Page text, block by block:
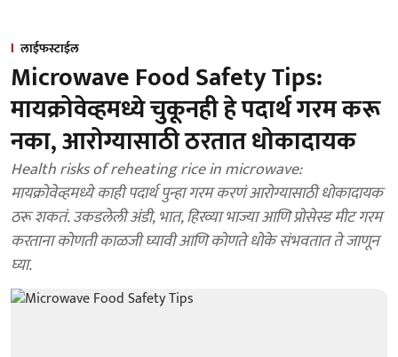
लाईफस्टाईल
Microwave Food Safety Tips:
मायक्रोवेव्हमध्ये चुकूनही हे पदार्थ गरम करू
नका, आरोग्यासाठी ठरतात धोकादायक
Health risks of reheating rice in microwave:
मायक्रोवेव्हमध्ये काही पदार्थ पुन्हा गरम करणं आरोग्यासाठी धोकादायक
ठरू शकतं. उकडलेली अंडी, भात, हिरव्या भाज्या आणि प्रोसेस्ड मीट गरम
करताना कोणती काळजी घ्यावी आणि कोणते धोके संभवतात ते जाणून
घ्या.